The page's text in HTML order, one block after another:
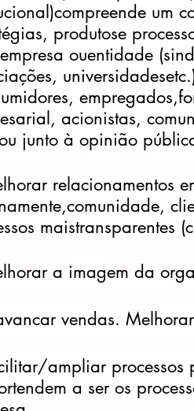
um
produtose
ouentidade
acionistas,
junto à opinião
relacionamentos
maistransparentes
a imagem da
vendas.
ampliar processos
a ser os